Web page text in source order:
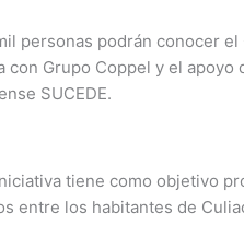
personas podrán conocer el
con Grupo Coppel y el
SUCEDE.
tiene como objetivo
entre los habitantes de